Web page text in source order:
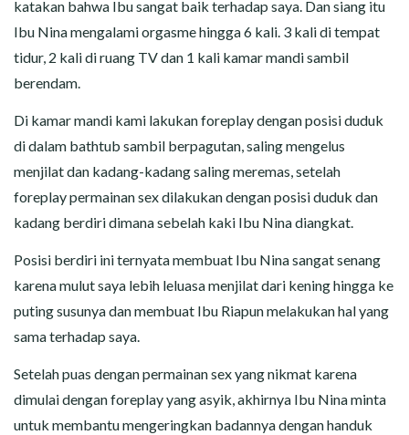
katakan bahwa Ibu sangat baik terhadap saya. Dan siang itu
Ibu Nina mengalami orgasme hingga 6 kali. 3 kali di tempat
tidur, 2 kali di ruang TV dan 1 kali kamar mandi sambil
berendam.
Di kamar mandi kami lakukan foreplay dengan posisi duduk
di dalam bathtub sambil berpagutan, saling mengelus
menjilat dan kadang-kadang saling meremas, setelah
foreplay permainan sex dilakukan dengan posisi duduk dan
kadang berdiri dimana sebelah kaki Ibu Nina diangkat.
Posisi berdiri ini ternyata membuat Ibu Nina sangat senang
karena mulut saya lebih leluasa menjilat dari kening hingga ke
puting susunya dan membuat Ibu Riapun melakukan hal yang
sama terhadap saya.
Setelah puas dengan permainan sex yang nikmat karena
dimulai dengan foreplay yang asyik, akhirnya Ibu Nina minta
untuk membantu mengeringkan badannya dengan handuk